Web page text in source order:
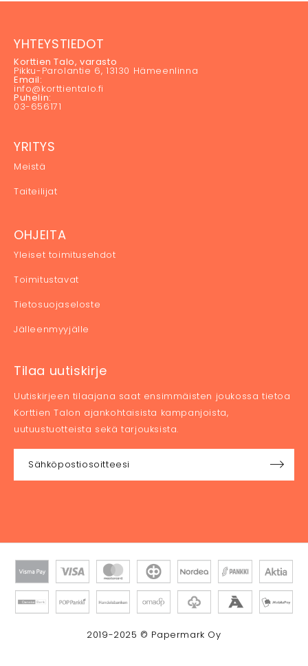
YHTEYSTIEDOT
Korttien Talo, varasto
Pikku-Parolantie 6, 13130 Hämeenlinna
Email:
info@korttientalo.fi
Puhelin:
03-656171
YRITYS
Meistä
Taiteilijat
OHJEITA
Yleiset toimitusehdot
Toimitustavat
Tietosuojaseloste
Jälleenmyyjälle
Tilaa uutiskirje
Uutiskirjeen tilaajana saat ensimmäisten joukossa tietoa
Korttien Talon ajankohtaisista kampanjoista,
uutuustuotteista sekä tarjouksista.
2019-2025 © Papermark Oy